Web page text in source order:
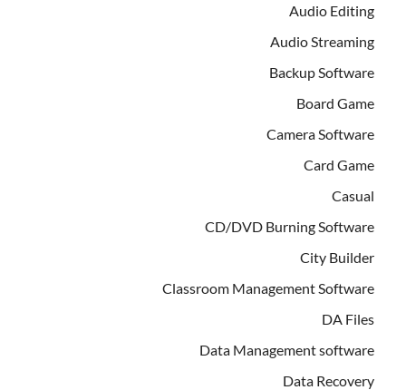
Audio Editing
Audio Streaming
Backup Software
Board Game
Camera Software
Card Game
Casual
CD/DVD Burning Software
City Builder
Classroom Management Software
DA Files
Data Management software
Data Recovery